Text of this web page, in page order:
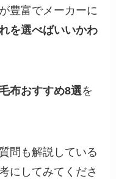
豊富でメーカーに
を選べばいいかわ
布おすすめ8選を
問も解説している
にしてみてくださ